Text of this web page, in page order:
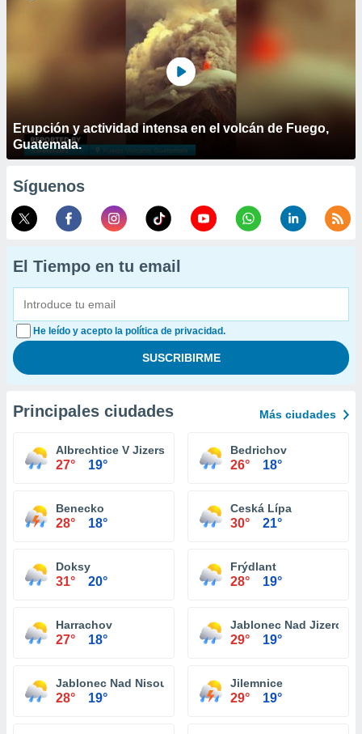
Erupción y actividad intensa en el volcán de Fuego,
Guatemala.
Síguenos
El Tiempo en tu email
He leído y acepto la política de privacidad.
Principales ciudades Más ciudades
Albrechtice V Jizerských Horách
27° 19°
Bedrichov
26° 18°
Benecko
28° 18°
Ceská Lípa
30° 21°
Doksy
31° 20°
Frýdlant
28° 19°
Harrachov
27° 18°
Jablonec Nad Jizerou
29° 19°
Jablonec Nad Nisou
28° 19°
Jilemnice
29° 19°